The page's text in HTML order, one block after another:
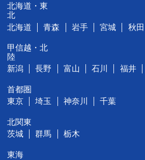
北海道・東
北
北海道
青森 岩手 宮城 秋田
甲信越・北
陸
新潟
長野 富山 石川 福井
首都圏
東京
埼玉 神奈川 千葉
北関東
茨城
群馬 栃木
東海